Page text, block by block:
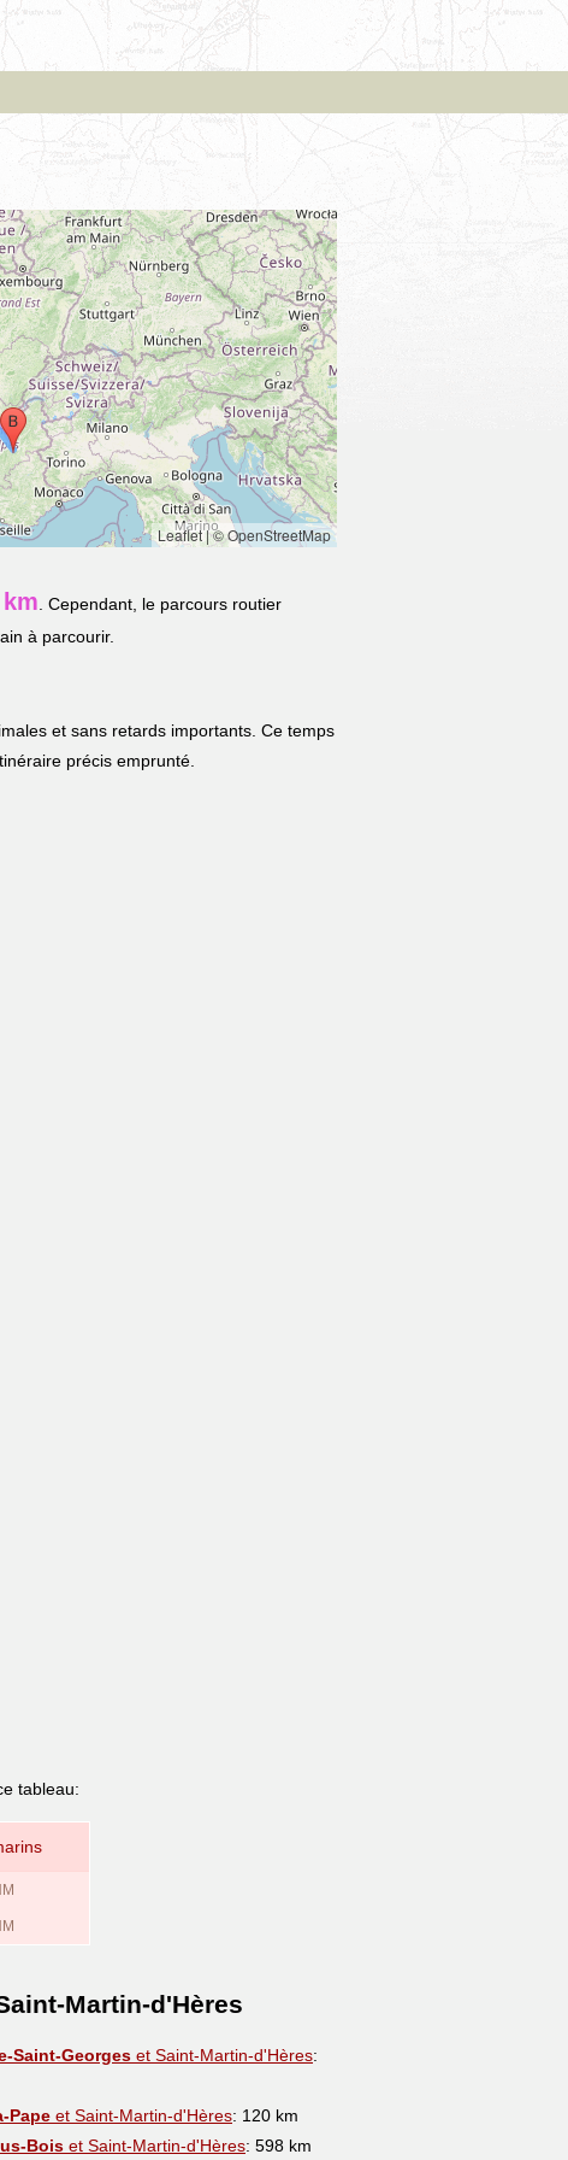
Leaflet|© OpenStreetMap
. Cependant, le parcours routier
à parcourir.
et sans retards importants. Ce temps
précis emprunté.
tableau:
Martin-d'Hères
Saint-Georges et Saint-Martin-d'Hères:
Pape et Saint-Martin-d'Hères: 120 km
Bois et Saint-Martin-d'Hères: 598 km